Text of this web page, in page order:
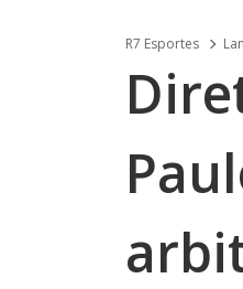
R7 Esportes